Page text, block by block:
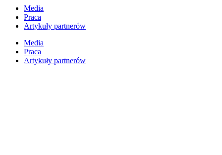
Przejdź
treści
Media
Praca
Artykuły partnerów
Media
Praca
Artykuły partnerów